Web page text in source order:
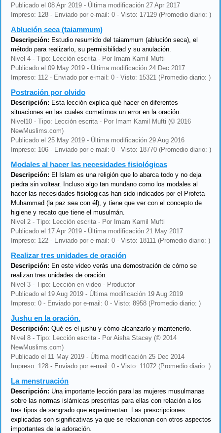
Publicado el 08 Apr 2019 - Última modificación 27 Apr 2017
Impreso: 128 - Enviado por e-mail: 0 - Visto: 17129 (Promedio diario: )
Ablución seca (taiammum)
Descripción: Estudio resumido del taiammum (ablución seca), el
método para realizarlo, su permisibilidad y su anulación.
Nivel 4 - Tipo: Lección escrita - Por Imam Kamil Mufti
Publicado el 09 May 2019 - Última modificación 24 Dec 2017
Impreso: 112 - Enviado por e-mail: 0 - Visto: 15321 (Promedio diario: )
Postración por olvido
Descripción: Esta lección explica qué hacer en diferentes
situaciones en las cuales cometimos un error en la oración.
Nivel10 - Tipo: Lección escrita - Por Imam Kamil Mufti (© 2016
NewMuslims.com)
Publicado el 25 May 2019 - Última modificación 29 Aug 2016
Impreso: 106 - Enviado por e-mail: 0 - Visto: 18770 (Promedio diario: )
Modales al hacer las necesidades fisiológicas
Descripción: El Islam es una religión que lo abarca todo y no deja
piedra sin voltear. Incluso algo tan mundano como los modales al
hacer las necesidades fisiológicas han sido indicados por el Profeta
Muhammad (la paz sea con él), y tiene que ver con el concepto de
higiene y recato que tiene el musulmán.
Nivel 2 - Tipo: Lección escrita - Por Imam Kamil Mufti
Publicado el 17 Apr 2019 - Última modificación 21 May 2017
Impreso: 122 - Enviado por e-mail: 0 - Visto: 18111 (Promedio diario: )
Realizar tres unidades de oración
Descripción: En este video verás una demostración de cómo se
realizan tres unidades de oración.
Nivel 3 - Tipo: Lección en video - Productor
Publicado el 19 Aug 2019 - Última modificación 19 Aug 2019
Impreso: 0 - Enviado por e-mail: 0 - Visto: 8958 (Promedio diario: )
Jushu en la oración.
Descripción: Qué es el jushu y cómo alcanzarlo y mantenerlo.
Nivel 8 - Tipo: Lección escrita - Por Aisha Stacey (© 2014
NewMuslims.com)
Publicado el 11 May 2019 - Última modificación 25 Dec 2014
Impreso: 128 - Enviado por e-mail: 0 - Visto: 11072 (Promedio diario: )
La menstruación
Descripción: Una importante lección para las mujeres musulmanas
sobre las normas islámicas prescritas para ellas con relación a los
tres tipos de sangrado que experimentan. Las prescripciones
explicadas son significativas ya que se relacionan con otros aspectos
importantes de la adoración.